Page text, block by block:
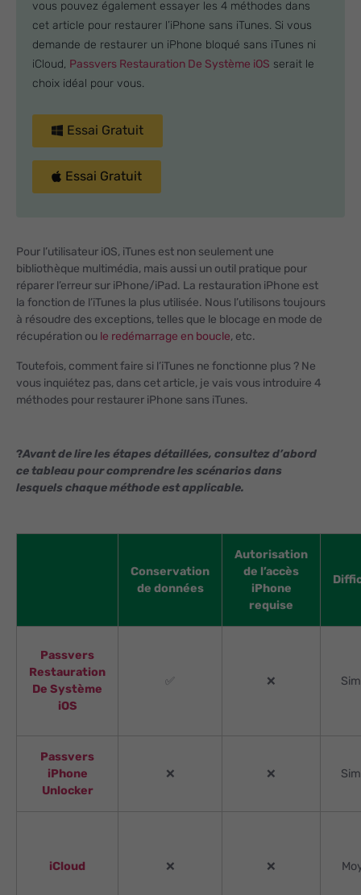
vous pouvez également essayer les 4 méthodes dans
cet article pour restaurer l’iPhone sans iTunes. Si vous
demande de restaurer un iPhone bloqué sans iTunes ni
iCloud, Passvers Restauration De Système iOS serait le
choix idéal pour vous.
Essai Gratuit
Essai Gratuit
Pour l’utilisateur iOS, iTunes est non seulement une
bibliothèque multimédia, mais aussi un outil pratique pour
réparer l’erreur sur iPhone/iPad. La restauration iPhone est
la fonction de l’iTunes la plus utilisée. Nous l’utilisons toujours
à résoudre des exceptions, telles que le blocage en mode de
récupération ou le redémarrage en boucle, etc.
Toutefois, comment faire si l’iTunes ne fonctionne plus ? Ne
vous inquiétez pas, dans cet article, je vais vous introduire 4
méthodes pour restaurer iPhone sans iTunes.
?Avant de lire les étapes détaillées, consultez d’abord
ce tableau pour comprendre les scénarios dans
lesquels chaque méthode est applicable.
Conservation
de données
Autorisation
de l’accès
iPhone
requise
Passvers
Restauration
De Système
iOS
✅ ❌
Passvers
iPhone
Unlocker
❌ ❌
iCloud ❌ ❌